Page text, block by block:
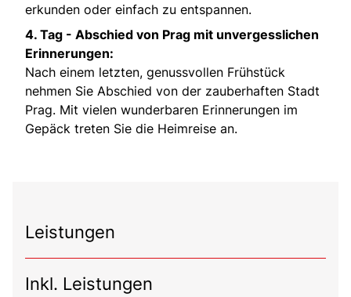
erkunden oder einfach zu entspannen.
4. Tag - Abschied von Prag mit unvergesslichen
Erinnerungen:
Nach einem letzten, genussvollen Frühstück
nehmen Sie Abschied von der zauberhaften Stadt
Prag. Mit vielen wunderbaren Erinnerungen im
Gepäck treten Sie die Heimreise an.
Leistungen
Inkl. Leistungen